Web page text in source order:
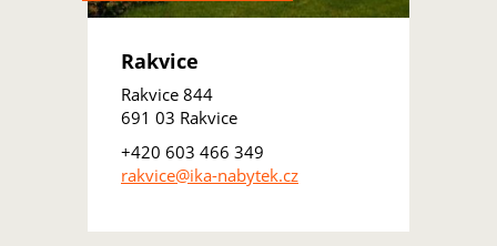
Rakvice
Rakvice 844
691 03 Rakvice
+420 603 466 349
rakvice@ika-nabytek.cz